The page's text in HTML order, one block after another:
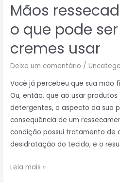
Mãos
o que pode
cremes usar
Deixe um comentário /
Você já percebeu que sua mão
Ou, então, que ao usar produtos
detergentes, o aspecto da sua
consequência de um
condição possui tratamento de
desidratação do tecido, e o
Leia mais »